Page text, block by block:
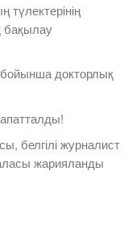
бақылау
докторлық
белгілі журналист
жарияланды